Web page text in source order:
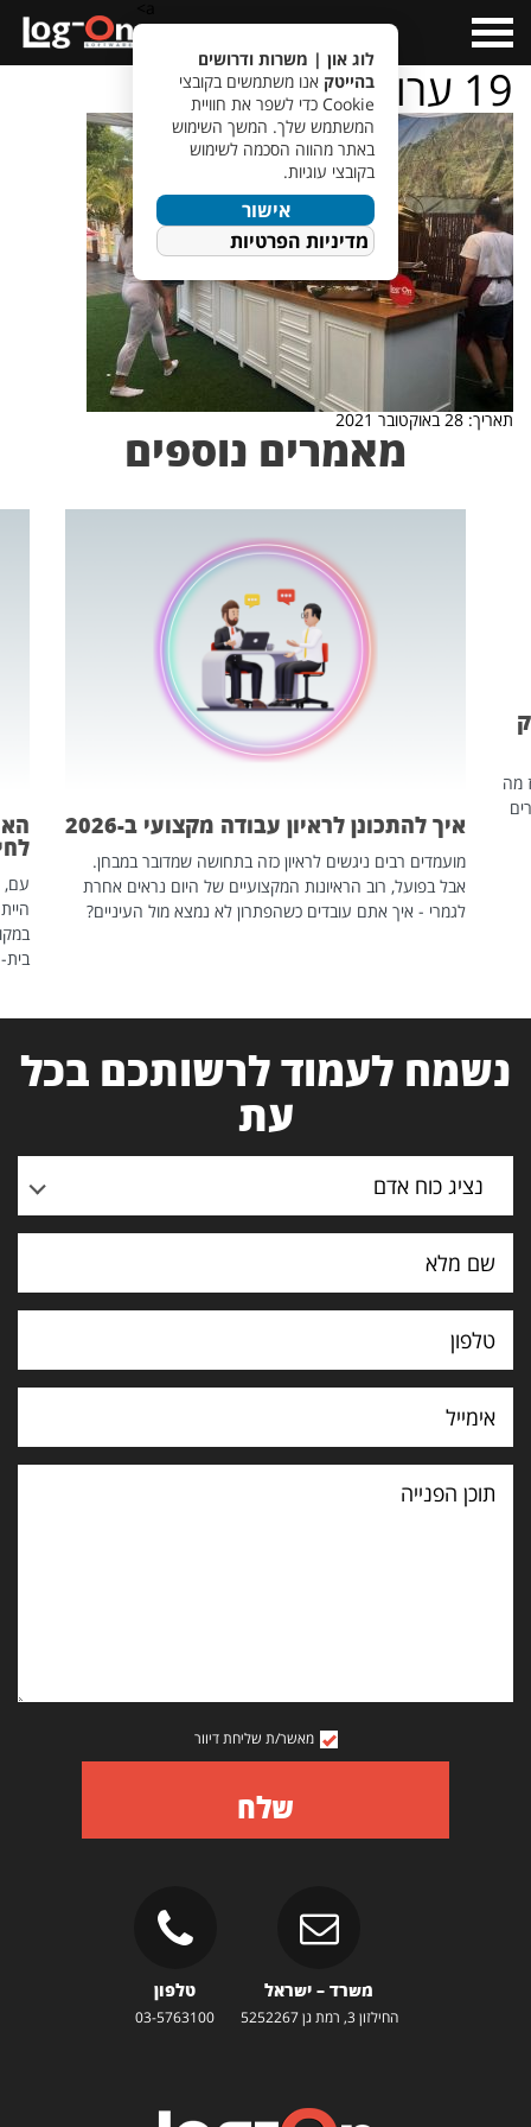
Menu
19 ערוך
תאריך: 28 באוקטובר 2021
מאמרים נוספים
מה
איך להתכונן לראיון עבודה מקצועי ב-2026
מועמדים רבים ניגשים לראיון כזה בתחושה שמדובר במבחן.
אבל בפועל, רוב הראיונות המקצועיים של היום נראים אחרת
לגמרי - איך אתם עובדים כשהפתרון לא נמצא מול העיניים?
עם,
נשמח לעמוד לרשותכם בכל
עת
נציג כוח אדם
תוכן
הפנייה
מאשר/ת שליחת דיוור
שלח
משרד – ישראל
החילזון 3, רמת גן 5252267
טלפון
03-5763100
לוג און | משרות ודרושים
בהייטק אנו משתמשים בקובצי
Cookie כדי לשפר את חוויית
המשתמש שלך. המשך השימוש
באתר מהווה הסכמה לשימוש
בקובצי עוגיות.
אישור
מדיניות הפרטיות